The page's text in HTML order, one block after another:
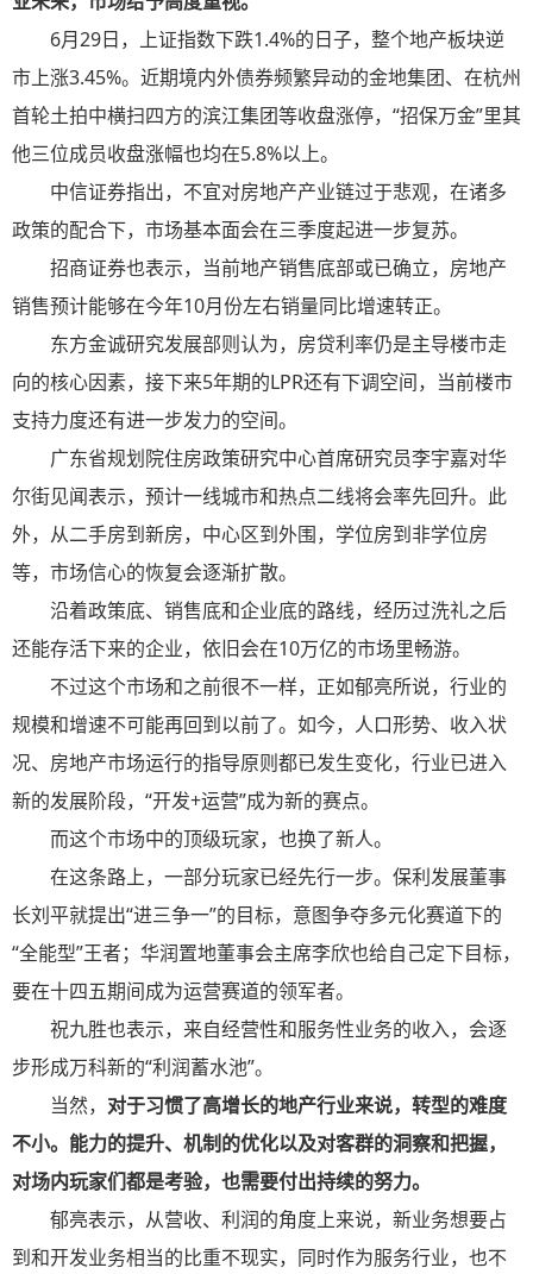
6月29日，上证指数下跌1.4%的日子，整个地产板块逆
市上涨3.45%。近期境内外债券频繁异动的金地集团、在杭州
首轮土拍中横扫四方的滨江集团等收盘涨停，“招保万金”里其
他三位成员收盘涨幅也均在5.8%以上。
中信证券指出，不宜对房地产产业链过于悲观，在诸多
政策的配合下，市场基本面会在三季度起进一步复苏。
招商证券也表示，当前地产销售底部或已确立，房地产
销售预计能够在今年10月份左右销量同比增速转正。
东方金诚研究发展部则认为，房贷利率仍是主导楼市走
向的核心因素，接下来5年期的LPR还有下调空间，当前楼市
支持力度还有进一步发力的空间。
广东省规划院住房政策研究中心首席研究员李宇嘉对华
尔街见闻表示，预计一线城市和热点二线将会率先回升。此
外，从二手房到新房，中心区到外围，学位房到非学位房
等，市场信心的恢复会逐渐扩散。
沿着政策底、销售底和企业底的路线，经历过洗礼之后
还能存活下来的企业，依旧会在10万亿的市场里畅游。
不过这个市场和之前很不一样，正如郁亮所说，行业的
规模和增速不可能再回到以前了。如今，人口形势、收入状
况、房地产市场运行的指导原则都已发生变化，行业已进入
新的发展阶段，“开发+运营”成为新的赛点。
而这个市场中的顶级玩家，也换了新人。
在这条路上，一部分玩家已经先行一步。保利发展董事
长刘平就提出“进三争一”的目标，意图争夺多元化赛道下的
“全能型”王者；华润置地董事会主席李欣也给自己定下目标，
要在十四五期间成为运营赛道的领军者。
祝九胜也表示，来自经营性和服务性业务的收入，会逐
步形成万科新的“利润蓄水池”。
当然， 对于习惯了高增长的地产行业来说，转型的难度
不小。能力的提升、机制的优化以及对客群的洞察和把握，
对场内玩家们都是考验，也需要付出持续的努力。
郁亮表示，从营收、利润的角度上来说，新业务想要占
到和开发业务相当的比重不现实，同时作为服务行业，也不